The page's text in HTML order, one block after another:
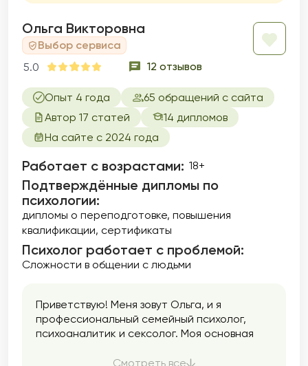
Ольга Викторовна
Выбор сервиса
5.0
12 отзывов
Опыт 4 года
65 обращений с сайта
Автор 17 статей
14 дипломов
На сайте с 2024 года
Работает с возрастами: 18+
Подтверждённые дипломы по
психологии:
дипломы о переподготовке повышения
квалификации сертификаты
Психолог работает с проблемой:
Сложности в общении с людьми
Приветствую! Меня зовут Ольга, и я
профессиональный семейный психолог,
психоаналитик и сексолог. Моя основная
качества их жизни, отношений и
Смотреть все